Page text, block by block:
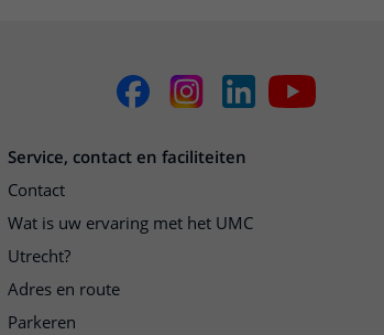
Service, contact en faciliteiten
Contact
Wat is uw ervaring met het UMC
Utrecht?
Adres en route
Parkeren